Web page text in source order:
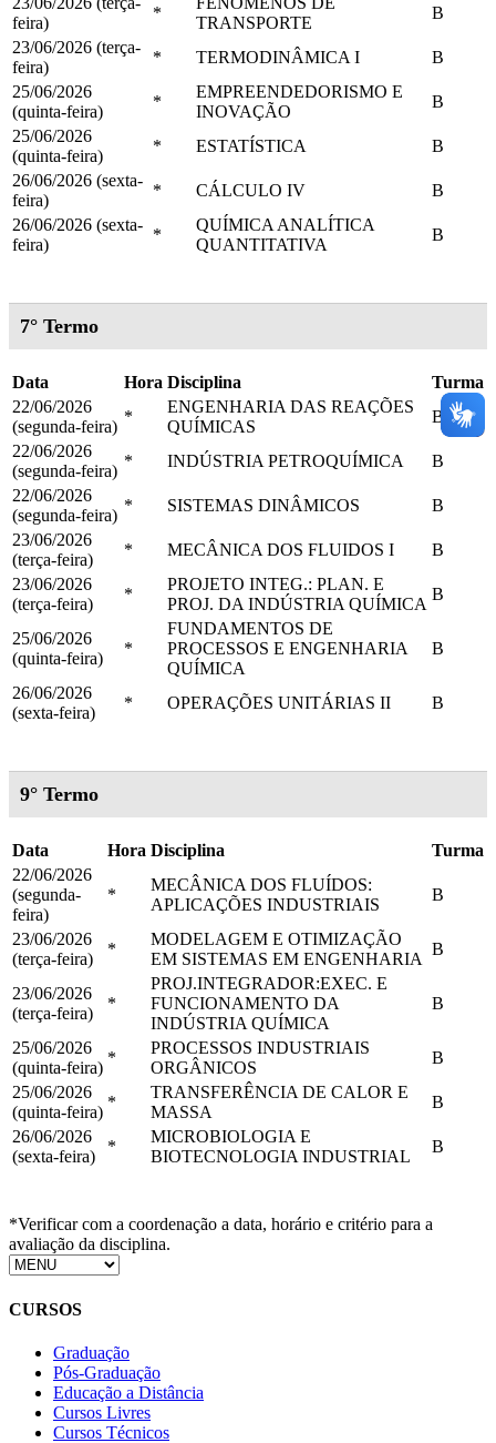
feira)
*
TRANSPORTE
B
23/06/2026 (terça-
feira)
* TERMODINÂMICA I
B
25/06/2026
(quinta-feira)
*
EMPREENDEDORISMO E
INOVAÇÃO
B
25/06/2026
(quinta-feira)
* ESTATÍSTICA
B
26/06/2026 (sexta-
feira)
* CÁLCULO IV
B
26/06/2026 (sexta-
feira)
*
QUÍMICA ANALÍTICA
QUANTITATIVA
B
7° Termo
Data Hora Disciplina
Turma
22/06/2026
(segunda-feira)
*
ENGENHARIA DAS REAÇÕES
QUÍMICAS
B
22/06/2026
(segunda-feira)
* INDÚSTRIA PETROQUÍMICA
B
22/06/2026
(segunda-feira)
* SISTEMAS DINÂMICOS
B
23/06/2026
(terça-feira)
* MECÂNICA DOS FLUIDOS I
B
23/06/2026
(terça-feira)
*
PROJETO INTEG.: PLAN. E
PROJ. DA INDÚSTRIA QUÍMICA
B
25/06/2026
(quinta-feira)
*
FUNDAMENTOS DE
PROCESSOS E ENGENHARIA
QUÍMICA
B
26/06/2026
(sexta-feira)
* OPERAÇÕES UNITÁRIAS II B
9° Termo
Data Hora Disciplina
Turma
22/06/2026
(segunda-
feira)
*
MECÂNICA DOS FLUÍDOS:
APLICAÇÕES INDUSTRIAIS
B
23/06/2026
(terça-feira)
*
MODELAGEM E OTIMIZAÇÃO
EM SISTEMAS EM ENGENHARIA
B
23/06/2026
(terça-feira)
*
PROJ.INTEGRADOR:EXEC. E
FUNCIONAMENTO DA
INDÚSTRIA QUÍMICA
B
25/06/2026
(quinta-feira)
*
PROCESSOS INDUSTRIAIS
ORGÂNICOS
B
25/06/2026
(quinta-feira)
*
TRANSFERÊNCIA DE CALOR E
MASSA
B
26/06/2026
(sexta-feira)
*
MICROBIOLOGIA E
BIOTECNOLOGIA INDUSTRIAL
B
*Verificar com a coordenação a data, horário e critério para a
avaliação da disciplina.
CURSOS
Graduação
Pós-Graduação
Educação a Distância
Cursos Livres
Cursos Técnicos